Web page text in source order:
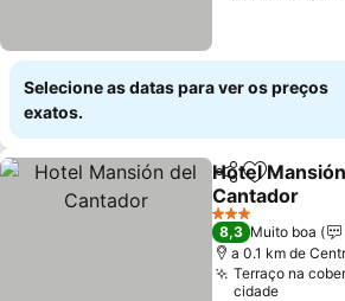
Selecione as datas para ver os preços
exatos.
PartilharAdicionar
Hotel
Cantador
Ver preços
3 Estrelas
8,3 Muito boa
a 0.1 km de
Terraço na
cidade